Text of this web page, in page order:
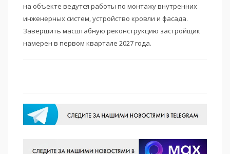
на объекте ведутся работы по монтажу внутренних
инженерных систем, устройство кровли и фасада.
Завершить масштабную реконструкцию застройщик
намерен в первом квартале 2027 года.